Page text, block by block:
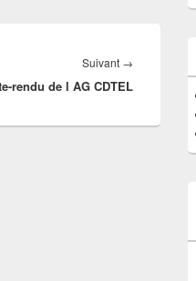
Suivant →
rendu de l AG CDTEL